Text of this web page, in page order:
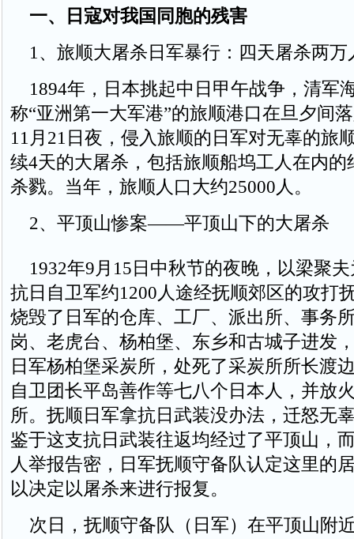
一、日寇对我国同胞的残害
1、旅顺大屠杀日军暴行：四天屠杀两万
1894年，日本挑起中日甲午战争，清军
称“亚洲第一大军港”的旅顺港口在旦夕间
11月21日夜，侵入旅顺的日军对无辜的旅
续4天的大屠杀，包括旅顺船坞工人在内的
杀戮。当年，旅顺人口大约25000人。
2、平顶山惨案——平顶山下的大屠杀
1932年9月15日中秋节的夜晚，以梁聚
抗日自卫军约1200人途经抚顺郊区的攻打
烧毁了日军的仓库、工厂、派出所、事务
岗、老虎台、杨柏堡、东乡和古城子进发
日军杨柏堡采炭所，处死了采炭所所长渡
自卫团长平岛善作等七八个日本人，并放
所。抚顺日军拿抗日武装没办法，迁怒无
鉴于这支抗日武装往返均经过了平顶山，
人举报告密，日军抚顺守备队认定这里的
以决定以屠杀来进行报复。
次日，抚顺守备队（日军）在平顶山附